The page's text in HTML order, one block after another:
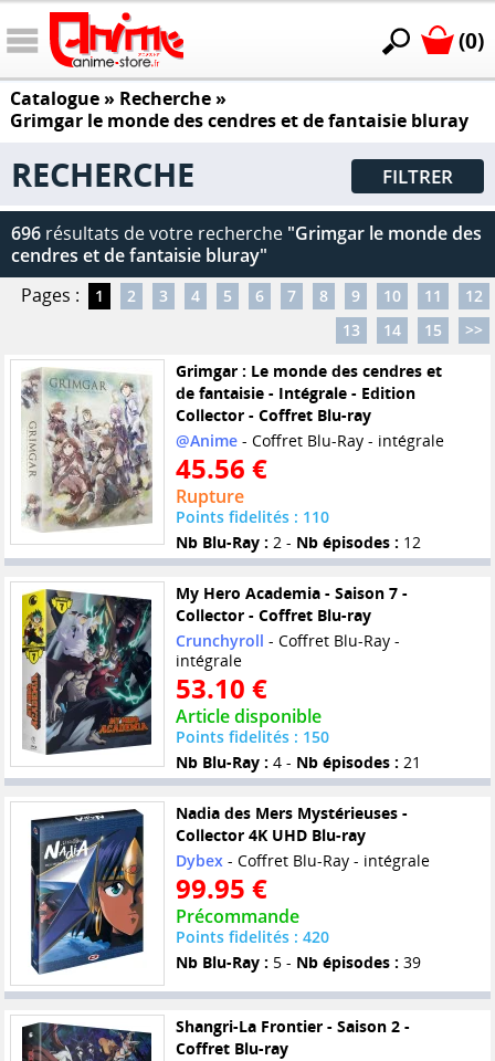
(0)
Catalogue» Recherche »
Grimgar le monde des cendres et de fantaisie bluray
RECHERCHE FILTRER
696 résultats de votre recherche "Grimgar le monde des
cendres et de fantaisie bluray"
Pages :
1 2 3 4 5 6 7 8 9 10 11
12
13
14 15
>>
Grimgar : Le monde des cendres et
de fantaisie - Intégrale - Edition
Collector - Coffret Blu-ray
@Anime- Coffret Blu-Ray - intégrale
45.56 €
Rupture
Points fidelités : 110
Nb Blu-Ray : 2 - Nb épisodes : 12
My Hero Academia - Saison 7 -
Collector - Coffret Blu-ray
Crunchyroll - Coffret Blu-Ray -
intégrale
53.10 €
Article disponible
Points fidelités : 150
Nb Blu-Ray : 4 - Nb épisodes : 21
Nadia des Mers Mystérieuses -
Collector 4K UHD Blu-ray
Dybex- Coffret Blu-Ray - intégrale
99.95 €
Précommande
Points fidelités : 420
Nb Blu-Ray : 5 - Nb épisodes : 39
Shangri-La Frontier - Saison 2 -
Coffret Blu-ray